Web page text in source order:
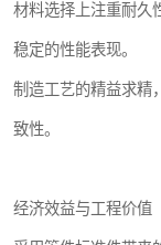
材料选择上注重耐久
稳定的性能表现。
制造工艺的精益求精
致性。
经济效益与工程价值